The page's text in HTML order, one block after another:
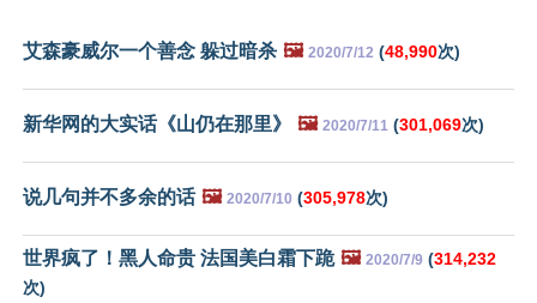
艾森豪威尔一个善念 躲过暗杀 🖼️ 2020/7/12 (48,990次)
新华网的大实话《山仍在那里》 🖼️ 2020/7/11 (301,069次)
说几句并不多余的话 🖼️ 2020/7/10 (305,978次)
世界疯了！黑人命贵 法国美白霜下跪 🖼️ 2020/7/9 (314,232
次)